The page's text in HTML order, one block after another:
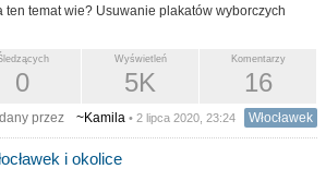
ten temat wie? Usuwanie plakatów wyborczych
Komentarzy
16
Wyświetleń
5K
0
przez ~Kamila • 2 lipca 2020, 23:24 Włocławek
i okolice